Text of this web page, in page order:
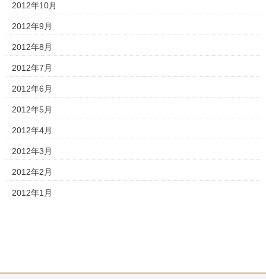
2012年10月
2012年9月
2012年8月
2012年7月
2012年6月
2012年5月
2012年4月
2012年3月
2012年2月
2012年1月